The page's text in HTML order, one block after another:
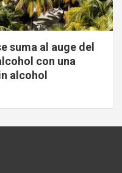
suma al auge del
con una
alcohol